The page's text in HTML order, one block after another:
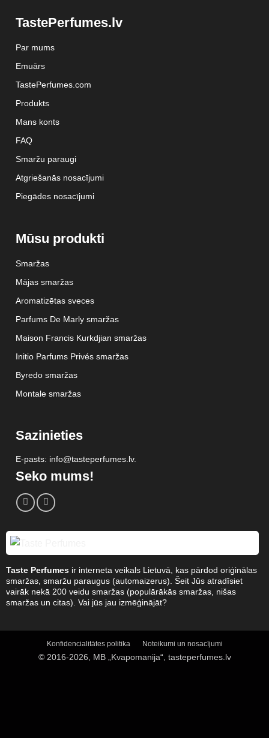
TastePerfumes.lv
Par mums
Emuārs
TastePerfumes.com
Produkts
Mans konts
FAQ
Smaržu paraugi
Atgriešanās nosacījumi
Piegādes nosacījumi
Mūsu produkti
Smaržas
Mājas smaržas
Aromatizētas sveces
Parfums De Marly smaržas
Maison Francis Kurkdjian smaržas
Initio Parfums Privés smaržas
Byredo smaržas
Montale smaržas
Sazinieties
E-pasts: info@tasteperfumes.lv.
Seko mums!
Taste Perfumesir interneta veikals Lietuvā, kas pārdod oriģinālas
smaržas, smaržu paraugus (automaizerus). Šeit Jūs atradīsiet
vairāk nekā 200 veidu smaržas (populārākās smaržas, nišas
smaržas un citas). Vai jūs jau izmēģinājāt?
Konfidencialitātes politika Noteikumi un nosacījumi
© 2016-2026, MB „Kvapomanija“, tasteperfumes.lv